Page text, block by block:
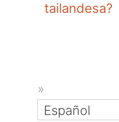
tailandesa?
Español